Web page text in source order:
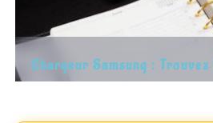
Chargeur Samsung :